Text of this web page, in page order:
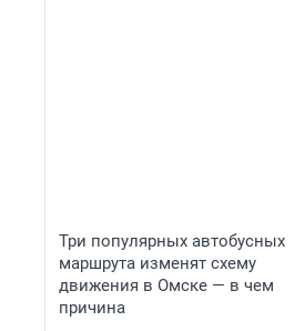
Три популярных автобусных
маршрута изменят схему
движения в Омске — в чем
причина